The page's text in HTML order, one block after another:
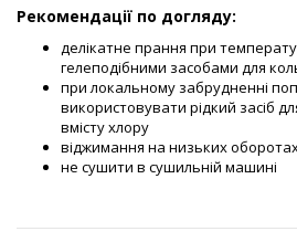
Рекомендації по догляду:
делікатне прання при
гелеподібними засобами для
при локальному забрудненні
використовувати рідкий засіб
вмісту хлору
віджимання на низьких
не сушити в сушильній машині